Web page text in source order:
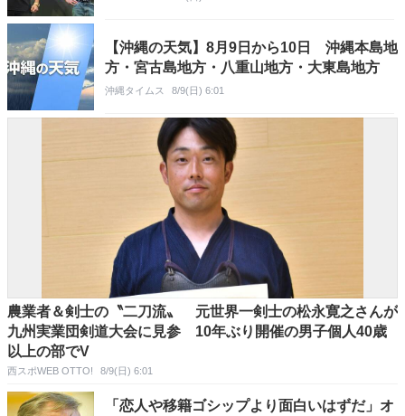
【沖縄の天気】8月9日から10日 沖縄本島地
方・宮古島地方・八重山地方・大東島地方
沖縄タイムス 8/9(日) 6:01
農業者＆剣士の〝二刀流〟 元世界一剣士の松永寛之さんが
九州実業団剣道大会に見参 10年ぶり開催の男子個人40歳
以上の部でV
西スポWEB OTTO! 8/9(日) 6:01
「恋人や移籍ゴシップより面白いはずだ」オ